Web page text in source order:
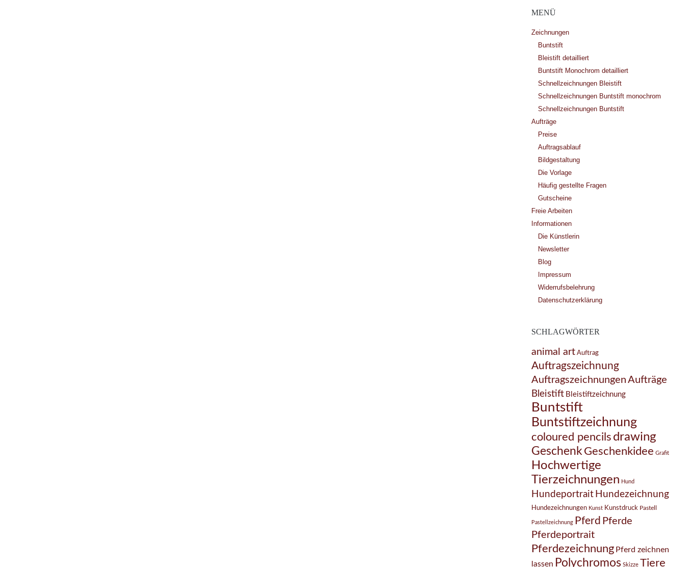
MENÜ
Zeichnungen
Buntstift
Bleistift detailliert
Buntstift Monochrom detailliert
Schnellzeichnungen Bleistift
Schnellzeichnungen Buntstift monochrom
Schnellzeichnungen Buntstift
Aufträge
Preise
Auftragsablauf
Bildgestaltung
Die Vorlage
Häufig gestellte Fragen
Gutscheine
Freie Arbeiten
Informationen
Die Künstlerin
Newsletter
Blog
Impressum
Widerrufsbelehrung
Datenschutzerklärung
SCHLAGWÖRTER
animal art Auftrag
Auftragszeichnung
Auftragszeichnungen Aufträge
Bleistift Bleistiftzeichnung
Buntstift
Buntstiftzeichnung
coloured pencils drawing
Geschenk Geschenkidee Grafit
Hochwertige
Tierzeichnungen Hund
Hundeportrait Hundezeichnung
Hundezeichnungen Kunst Kunstdruck Pastell
Pastellzeichnung Pferd Pferde
Pferdeportrait
Pferdezeichnung Pferd zeichnen
lassen Polychromos Skizze Tiere